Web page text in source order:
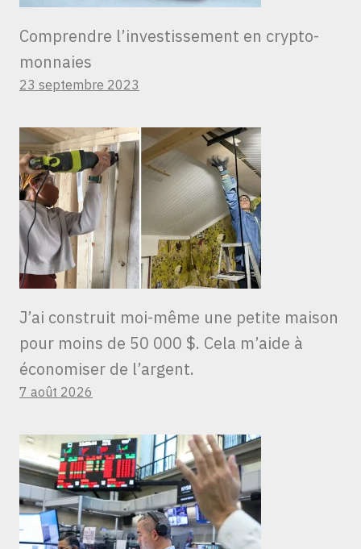
Comprendre l’investissement en crypto-
monnaies
23 septembre 2023
J’ai construit moi-même une petite maison
pour moins de 50 000 $. Cela m’aide à
économiser de l’argent.
7 août 2026